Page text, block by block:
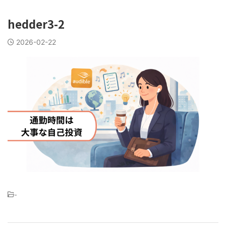
hedder3-2
2026-02-22
-